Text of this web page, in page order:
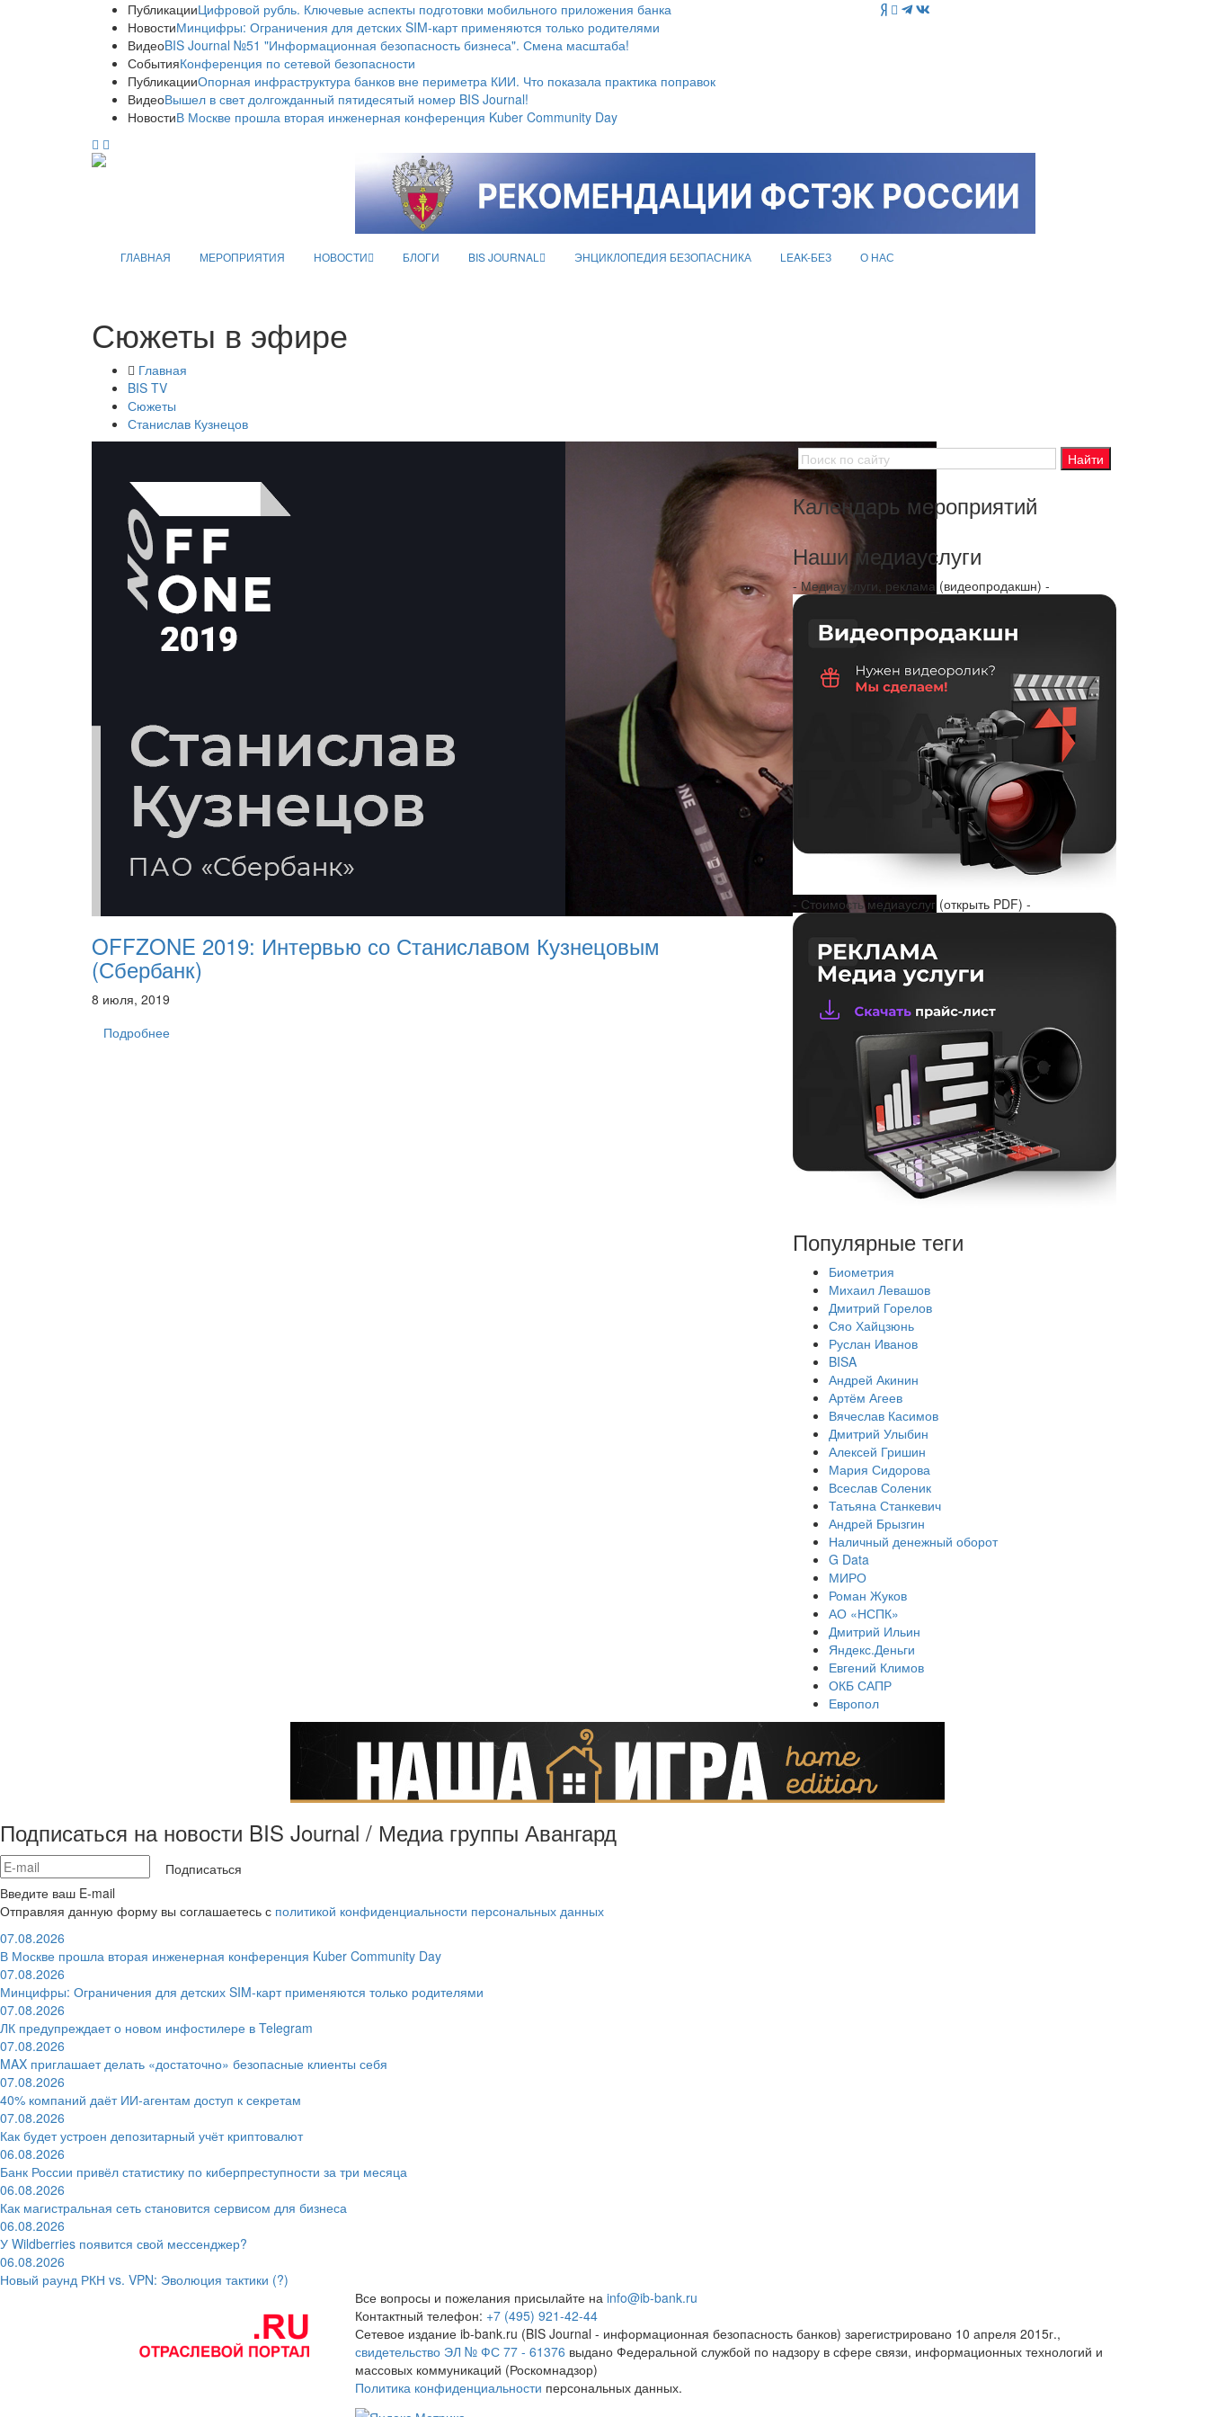
ПубликацииЦифровой рубль. Ключевые аспекты подготовки мобильного приложения банка
НовостиМинцифры: Ограничения для детских SIM-карт применяются только родителями
ВидеоBIS Journal №51 "Информационная безопасность бизнеса". Смена масштаба!
СобытияКонференция по сетевой безопасности
ПубликацииОпорная инфраструктура банков вне периметра КИИ. Что показала практика поправок
ВидеоВышел в свет долгожданный пятидесятый номер BIS Journal!
НовостиВ Москве прошла вторая инженерная конференция Kuber Community Day
ГЛАВНАЯ МЕРОПРИЯТИЯ НОВОСТИ БЛОГИ BIS JOURNAL ЭНЦИКЛОПЕДИЯ БЕЗОПАСНИКА LEAK-БЕЗ О НАС
Сюжеты в эфире
Главная
BIS TV
Сюжеты
Станислав Кузнецов
OFFZONE 2019: Интервью со Станиславом Кузнецовым
(Сбербанк)
8 июля, 2019
Подробнее
Календарь мероприятий
Наши медиауслуги
- Медиауслуги, реклама (видеопродакшн) -
- Стоимость медиауслуг (открыть PDF) -
Популярные теги
Биометрия
Михаил Левашов
Дмитрий Горелов
Сяо Хайцзюнь
Руслан Иванов
BISA
Андрей Акинин
Артём Агеев
Вячеслав Касимов
Дмитрий Улыбин
Алексей Гришин
Мария Сидорова
Всеслав Соленик
Татьяна Станкевич
Андрей Брызгин
Наличный денежный оборот
G Data
МИРО
Роман Жуков
АО «НСПК»
Дмитрий Ильин
Яндекс.Деньги
Евгений Климов
ОКБ САПР
Европол
Подписаться на новости BIS Journal / Медиа группы Авангард
Подписаться
Введите ваш E-mail
Отправляя данную форму вы соглашаетесь с политикой конфиденциальности персональных данных
07.08.2026
В Москве прошла вторая инженерная конференция Kuber Community Day
07.08.2026
Минцифры: Ограничения для детских SIM-карт применяются только родителями
07.08.2026
ЛК предупреждает о новом инфостилере в Telegram
07.08.2026
MAX приглашает делать «достаточно» безопасные клиенты себя
07.08.2026
40% компаний даёт ИИ‑агентам доступ к секретам
07.08.2026
Как будет устроен депозитарный учёт криптовалют
06.08.2026
Банк России привёл статистику по киберпреступности за три месяца
06.08.2026
Как магистральная сеть становится сервисом для бизнеса
06.08.2026
У Wildberries появится свой мессенджер?
06.08.2026
Новый раунд РКН vs. VPN: Эволюция тактики (?)
Все вопросы и пожелания присылайте на info@ib-bank.ru
Контактный телефон: +7 (495) 921-42-44
Сетевое издание ib-bank.ru (BIS Journal - информационная безопасность банков) зарегистрировано 10 апреля 2015г.,
свидетельство ЭЛ № ФС 77 - 61376 выдано Федеральной службой по надзору в сфере связи, информационных технологий и
массовых коммуникаций (Роскомнадзор)
Политика конфиденциальности персональных данных.